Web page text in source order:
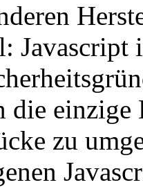
Javascript
die einzige
zu